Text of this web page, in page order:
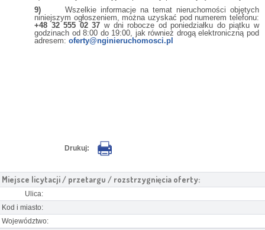
9)Wszelkie informacje na temat nieruchomości objętych
niniejszym ogłoszeniem, można uzyskać pod numerem telefonu:
+48 32 555 02 37 w dni robocze od poniedziałku do piątku w
godzinach od 8:00 do 19:00, jak również drogą elektroniczną pod
adresem: oferty@nginieruchomosci.pl
Drukuj:
Miejsce licytacji / przetargu / rozstrzygnięcia oferty:
Ulica:
Kod i miasto:
Województwo: